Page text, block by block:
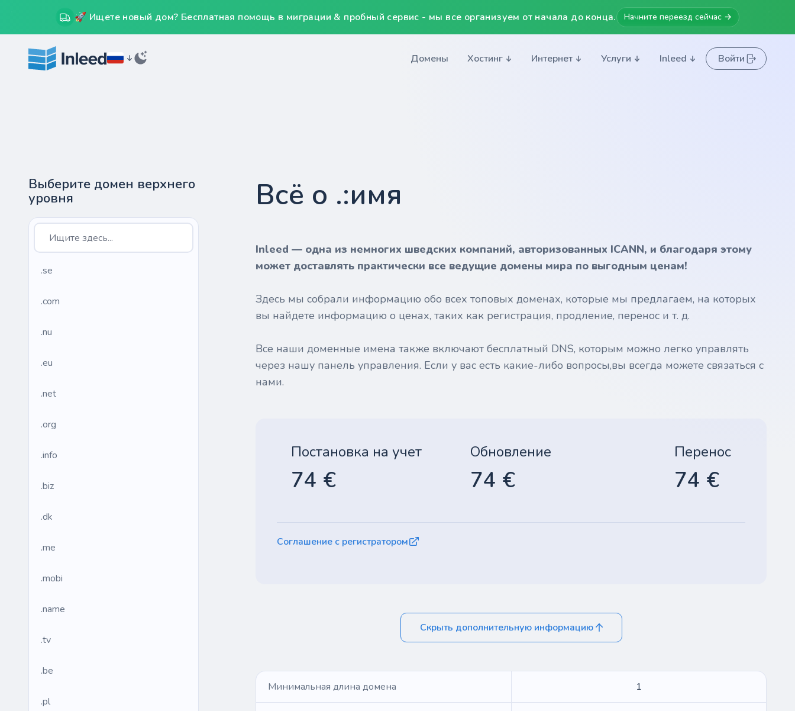
🚀 Ищете новый дом? Бесплатная помощь в миграции & пробный сервис - мы все организуем от начала до конца. Начните переезд сейчас →
Домены Хостинг Интернет Услуги Inleed Войти
Выберите домен верхнего
уровня
.se
.com
.nu
.eu
.net
.org
.info
.biz
.dk
.me
.mobi
.name
.tv
.be
.pl
Всё о .:имя
Inleed — одна из немногих шведских компаний, авторизованных ICANN, и благодаря этому
может доставлять практически все ведущие домены мира по выгодным ценам!
Здесь мы собрали информацию обо всех топовых доменах, которые мы предлагаем, на которых
вы найдете информацию о ценах, таких как регистрация, продление, перенос и т. д.
Все наши доменные имена также включают бесплатный DNS, которым можно легко управлять
через нашу панель управления. Если у вас есть какие-либо вопросы,вы всегда можете связаться с
нами.
Постановка на учет
74 €
Обновление
74 €
Перенос
74 €
Соглашение с регистратором
Скрыть дополнительную информацию
Минимальная длина домена 1